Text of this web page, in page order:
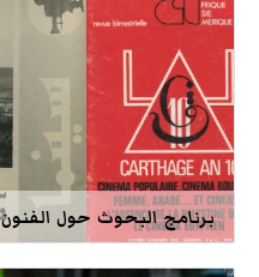
برنامج البحوث حول الفنون